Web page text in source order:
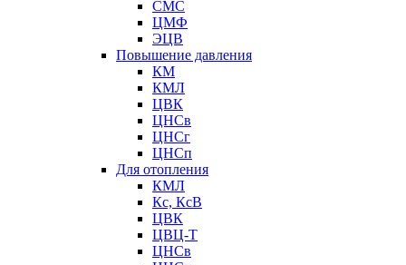
СМС
ЦМФ
ЭЦВ
Повышение давления
КМ
КМЛ
ЦВК
ЦНСв
ЦНСг
ЦНСп
Для отопления
КМЛ
Кс, КсВ
ЦВК
ЦВЦ-Т
ЦНСв